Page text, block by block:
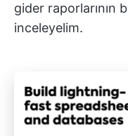
gider raporlarının
inceleyelim.